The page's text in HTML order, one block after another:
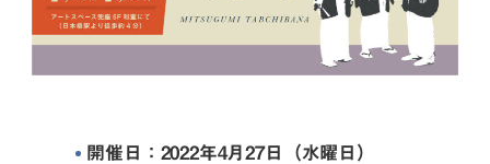
開催日：2022年4月27日（水曜日）